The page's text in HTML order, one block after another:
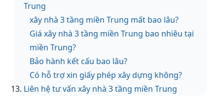
Trung
xây nhà 3 tầng miền Trung mất bao lâu?
Giá xây nhà 3 tầng miền Trung bao nhiêu tại
miền Trung?
Bảo hành kết cấu bao lâu?
Có hỗ trợ xin giấy phép xây dựng không?
Liên hệ tư vấn xây nhà 3 tầng miền Trung